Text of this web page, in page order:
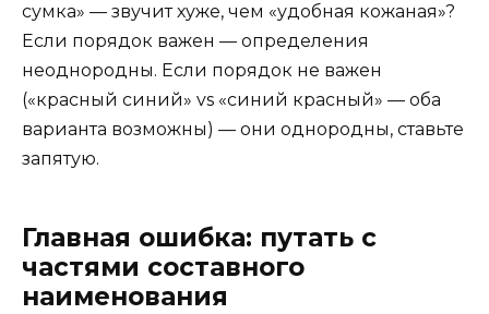
сумка» — звучит хуже, чем «удобная кожаная»?
Если порядок важен — определения
неоднородны. Если порядок не важен
(«красный синий» vs «синий красный» — оба
варианта возможны) — они однородны, ставьте
запятую.
Главная ошибка: путать с
частями составного
наименования